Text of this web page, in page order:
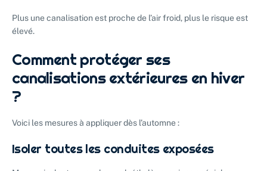
Plus une canalisation est proche de l’air froid, plus le risque est
élevé.
Comment protéger ses
canalisations extérieures en hiver
?
Voici les mesures à appliquer dès l’automne :
Isoler toutes les conduites exposées